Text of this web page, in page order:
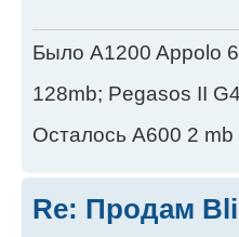
Было A1200 Appolo
128mb; Pegasos II
Осталось A600 2
Re: Продам